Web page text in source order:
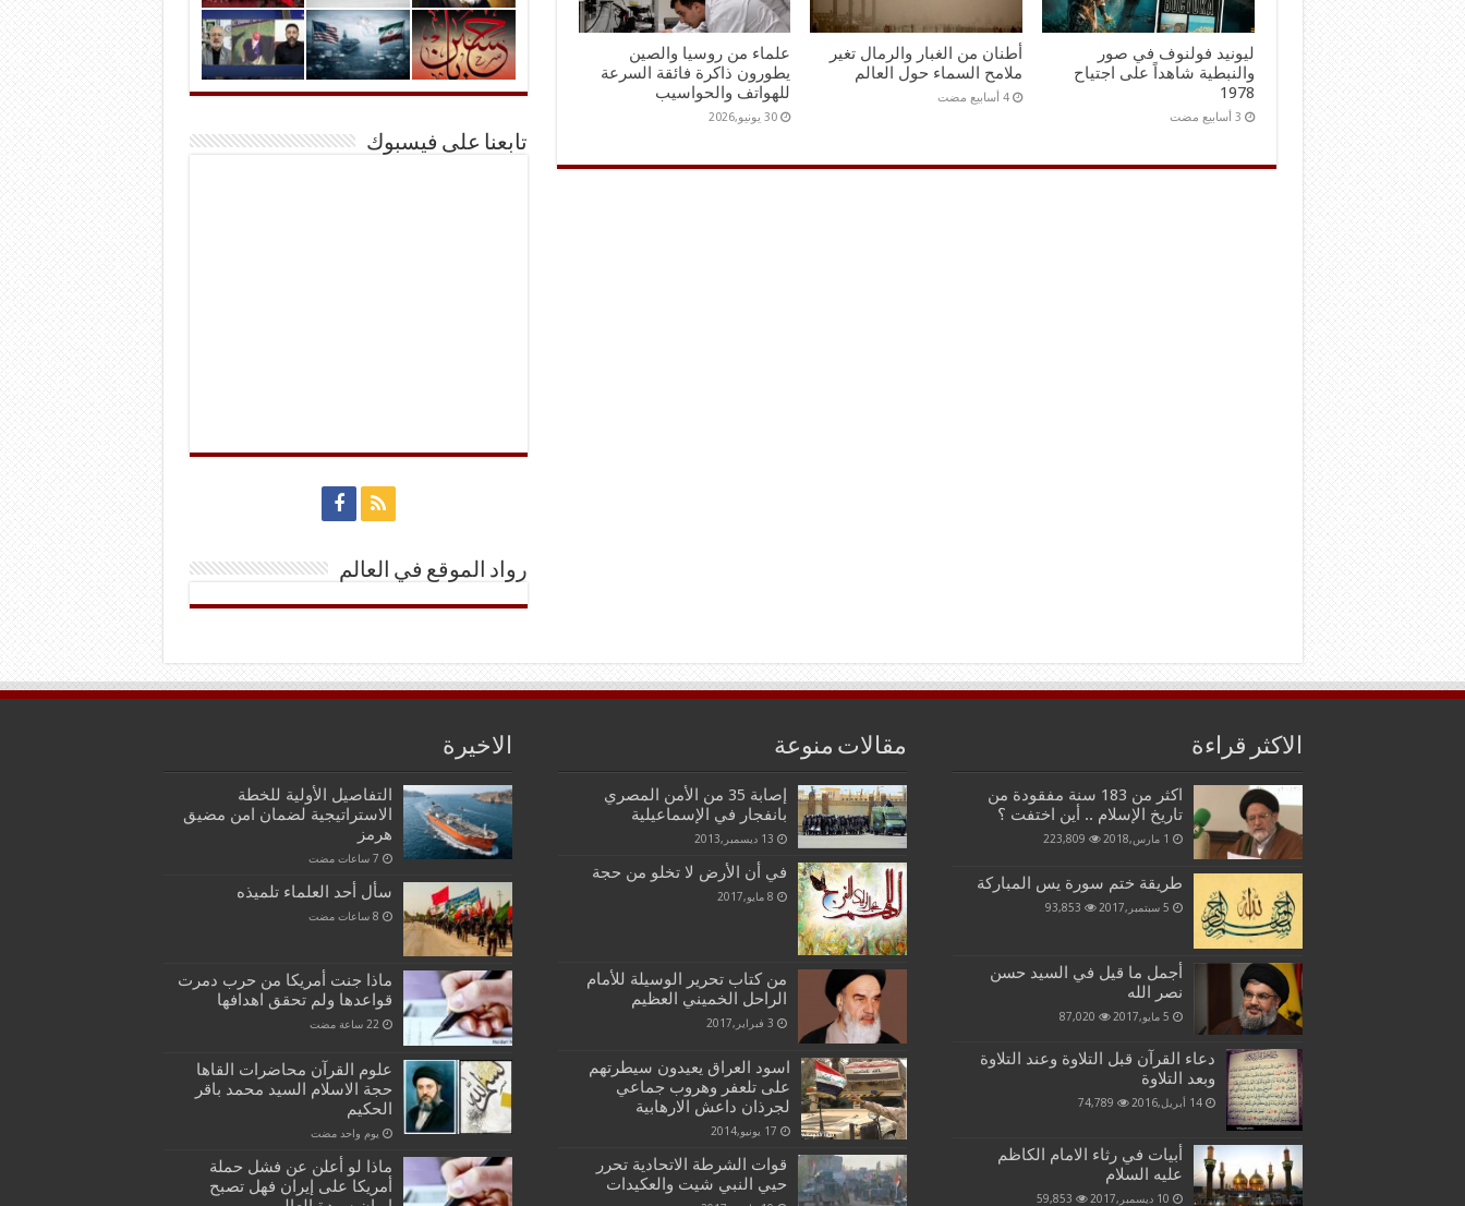
ليونيد فولنوف في صور
والنبطية شاهداً على اجتياح
1978
أطنان من الغبار والرمال تغير
ملامح السماء حول العالم
‏4 أسابيع مضت
علماء من روسيا والصين
يطورون ذاكرة فائقة السرعة
للهواتف والحواسيب
30 يونيو,2026
تابعنا على فيسبوك
رواد الموقع في العالم
الاكثر قراءة
اكثر من 183 سنة مفقودة من
تاريخ الإسلام .. أين اختفت ؟
1 مارس,2018 223,809
طريقة ختم سورة يس المباركة
5 سبتمبر,2017 93,853
أجمل ما قيل في السيد حسن
نصر الله
5 مايو,2017 87,020
دعاء القرآن قبل التلاوة وعند التلاوة
وبعد التلاوة
14 أبريل,2016 74,789
أبيات في رثاء الامام الكاظم
عليه السلام
10 ديسمبر,2017 59,853
مقالات منوعة
إصابة 35 من الأمن المصري
بانفجار في الإسماعيلية
13 ديسمبر,2013
في أن الأرض لا تخلو من حجة
8 مايو,2017
من كتاب تحرير الوسيلة للأمام
الراحل الخميني العظيم
3 فبراير,2017
اسود العراق يعيدون سيطرتهم
على تلعفر وهروب جماعي
لجرذان داعش الارهابية
17 يونيو,2014
قوات الشرطة الاتحادية تحرر
حيي النبي شيت والعكيدات
الاخيرة
التفاصيل الأولية للخطة
الاستراتيجية لضمان امن مضيق
هرمز
سأل أحد العلماء تلميذه
ماذا جنت أمريكا من حرب دمرت
قواعدها ولم تحقق اهدافها
علوم القرآن محاضرات القاها
حجة الاسلام السيد محمد باقر
الحكيم
‏يوم واحد مضت
ماذا لو أعلن عن فشل حملة
أمريكا على إيران فهل تصبح